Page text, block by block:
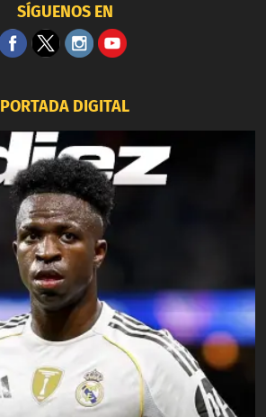
SÍGUENOS EN
PORTADA DIGITAL